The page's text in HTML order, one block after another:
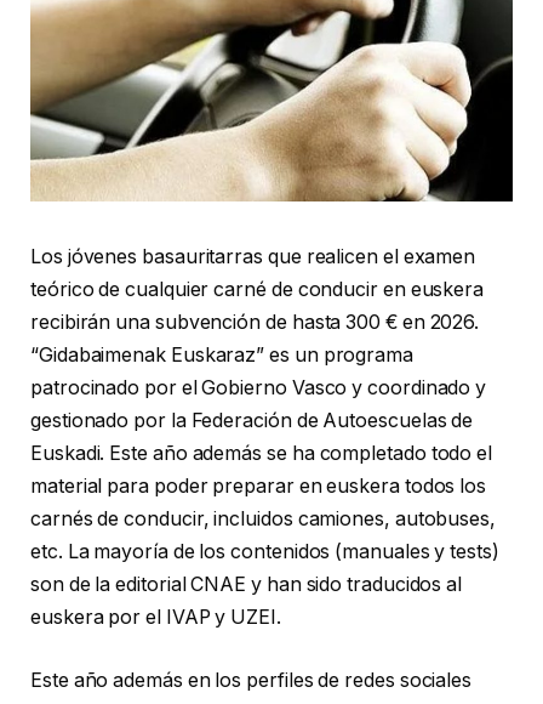
Los jóvenes basauritarras que realicen el examen
teórico de cualquier carné de conducir en euskera
recibirán una subvención de hasta 300 € en 2026.
“Gidabaimenak Euskaraz” es un programa
patrocinado por el Gobierno Vasco y coordinado y
gestionado por la Federación de Autoescuelas de
Euskadi. Este año además se ha completado todo el
material para poder preparar en euskera todos los
carnés de conducir, incluidos camiones, autobuses,
etc. La mayoría de los contenidos (manuales y tests)
son de la editorial CNAE y han sido traducidos al
euskera por el IVAP y UZEI.
Este año además en los perfiles de redes sociales